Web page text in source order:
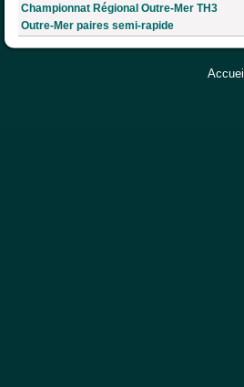
Championnat Régional Outre-Mer TH3
Outre-Mer paires semi-rapide
Accueil